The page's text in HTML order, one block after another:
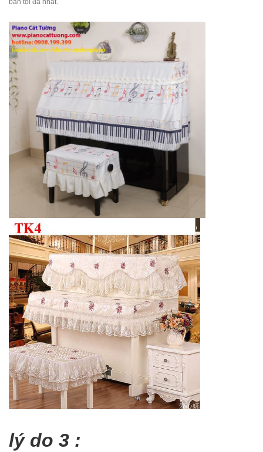
bẩn tối đa nhất.
lý do 3 :